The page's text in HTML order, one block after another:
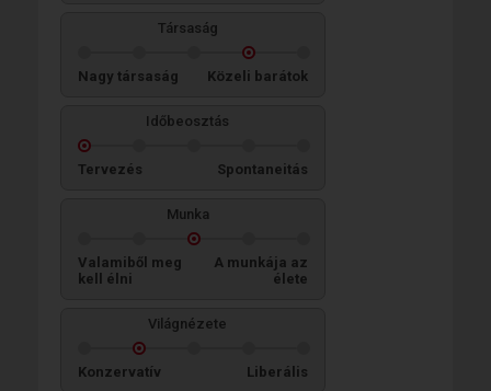
Társaság
Nagy társaság Közeli barátok
Időbeosztás
Tervezés Spontaneitás
Munka
Valamiből meg
kell élni
A munkája az
élete
Világnézete
Konzervatív Liberális